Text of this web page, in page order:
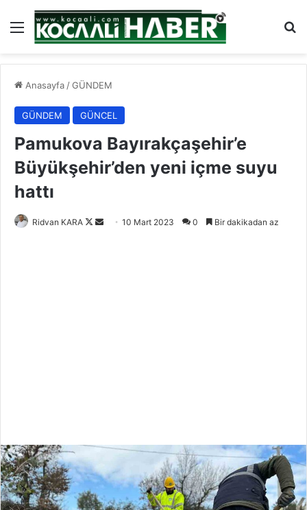
Menü
Anasayfa /GÜNDEM
GÜNDEM GÜNCEL
Pamukova Bayırakçaşehir’e
Büyükşehir’den yeni içme suyu
hattı
Ridvan KARA
Follow
Bir
10 Mart 2023 0 Bir dakikadan az